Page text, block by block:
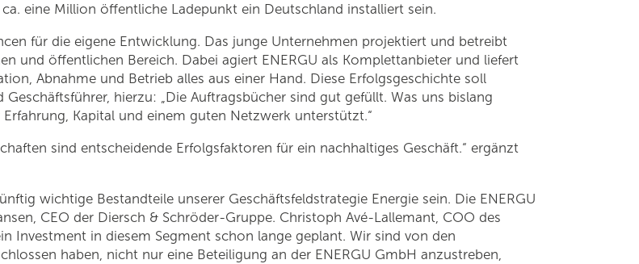
eine Million öffentliche Ladepunkt ein Deutschland installiert sein.
für die eigene Entwicklung. Das junge Unternehmen projektiert und betreibt
und öffentlichen Bereich. Dabei agiert ENERGU als Komplettanbieter und liefert
Abnahme und Betrieb alles aus einer Hand. Diese Erfolgsgeschichte soll
hierzu: „Die Auftragsbücher sind gut gefüllt. Was uns bislang
Kapital und einem guten Netzwerk unterstützt.“
sind entscheidende Erfolgsfaktoren für ein nachhaltiges Geschäft.“ ergänzt
wichtige Bestandteile unserer Geschäftsfeldstrategie Energie sein. Die ENERGU
CEO der Diersch & Schröder-Gruppe. Christoph Avé-Lallemant, COO des
Investment in diesem Segment schon lange geplant. Wir sind von den
haben, nicht nur eine Beteiligung an der ENERGU GmbH anzustreben,